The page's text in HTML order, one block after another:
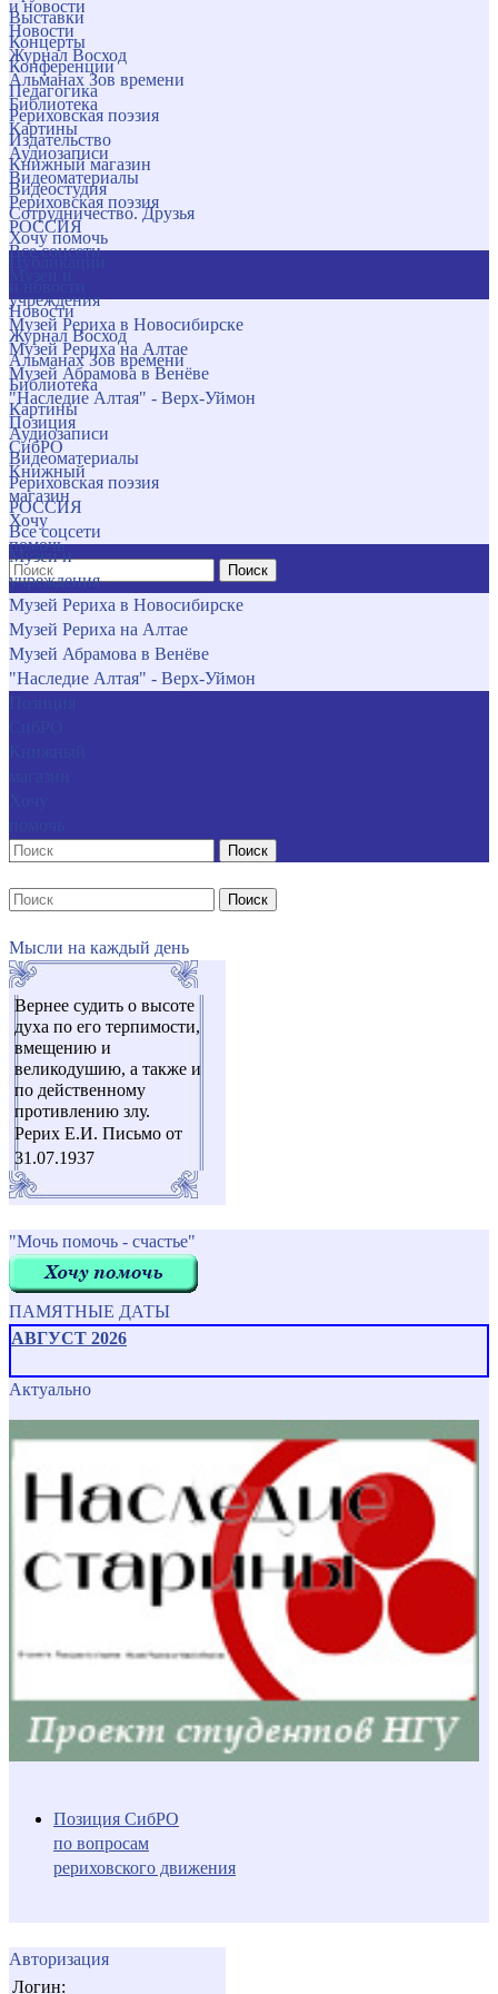
и новости
Новости
Журнал Восход
Альманах Зов времени
Библиотека
Картины
Аудиозаписи
Видеоматериалы
Рериховская поэзия
РОССИЯ
Все соцсети
учреждения
Музей Рериха в Новосибирске
Музей Рериха на Алтае
Музей Абрамова в Венёве
"Наследие Алтая" - Верх-Уймон
Позиция
СибРО
Книжный
магазин
Хочу
помочь
Поиск
Выставки
Концерты
Конференции
Педагогика
Рериховская поэзия
Издательство
Книжный магазин
Видеостудия
Сотрудничество. Друзья
Хочу помочь
Новости
Журнал Восход
Альманах Зов времени
Библиотека
Картины
Аудиозаписи
Видеоматериалы
Рериховская поэзия
РОССИЯ
Все соцсети
Музеи и
учреждения
Музей Рериха в Новосибирске
Музей Рериха на Алтае
Музей Абрамова в Венёве
"Наследие Алтая" - Верх-Уймон
Поиск
Поиск
Мысли на каждый день
Вернее судить о высоте
духа по его терпимости,
вмещению и
великодушию, а также и
по действенному
противлению злу.
Рерих Е.И. Письмо от
31.07.1937
"Мочь помочь - счастье"
ПАМЯТНЫЕ ДАТЫ
АВГУСТ 2026
Актуально
Позиция СибРО
по вопросам
рериховского движения
Авторизация
Логин: